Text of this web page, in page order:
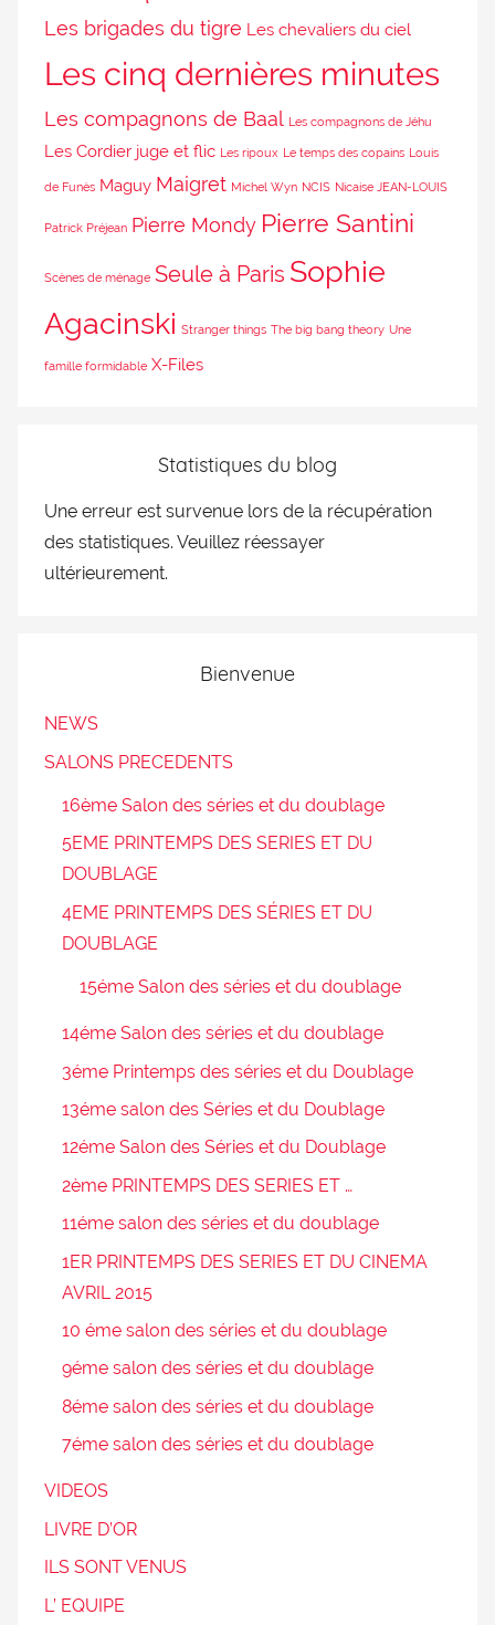
Les brigades du tigre Les chevaliers du ciel
Les cinq dernières minutes
Les compagnons de Baal Les compagnons de Jéhu
Les Cordier juge et flic Les ripoux Le temps des copains Louis
de Funès Maguy Maigret Michel Wyn NCIS Nicaise JEAN-LOUIS
Patrick Préjean Pierre Mondy Pierre Santini
Scènes de ménage Seule à Paris Sophie
Agacinski Stranger things The big bang theory Une
famille formidable X-Files
Statistiques du blog
Une erreur est survenue lors de la récupération
des statistiques. Veuillez réessayer
ultérieurement.
Bienvenue
NEWS
SALONS PRECEDENTS
16ème Salon des séries et du doublage
5EME PRINTEMPS DES SERIES ET DU
DOUBLAGE
4EME PRINTEMPS DES SÉRIES ET DU
DOUBLAGE
15éme Salon des séries et du doublage
14éme Salon des séries et du doublage
3éme Printemps des séries et du Doublage
13éme salon des Séries et du Doublage
12éme Salon des Séries et du Doublage
2ème PRINTEMPS DES SERIES ET …
11éme salon des séries et du doublage
1ER PRINTEMPS DES SERIES ET DU CINEMA
AVRIL 2015
10 éme salon des séries et du doublage
9éme salon des séries et du doublage
8éme salon des séries et du doublage
7éme salon des séries et du doublage
VIDEOS
LIVRE D’OR
ILS SONT VENUS
L’ EQUIPE